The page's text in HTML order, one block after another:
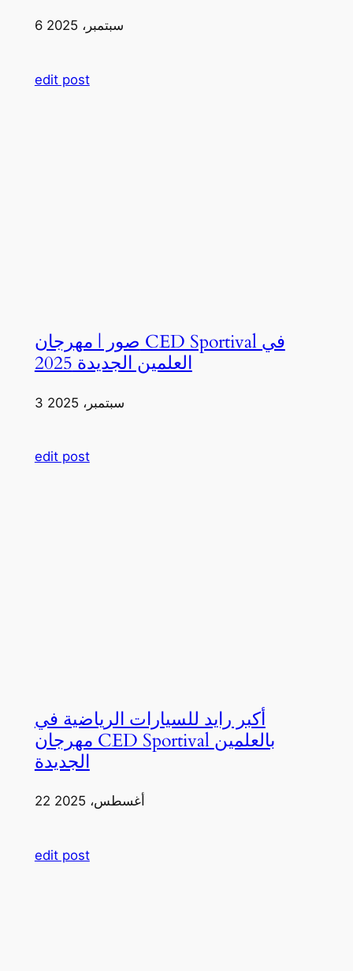
6 سبتمبر، 2025
edit post
صور | مهرجان CED Sportival في
العلمين الجديدة 2025
3 سبتمبر، 2025
edit post
أكبر رايد للسيارات الرياضية في
مهرجان CED Sportival بالعلمين
الجديدة
22 أغسطس، 2025
edit post